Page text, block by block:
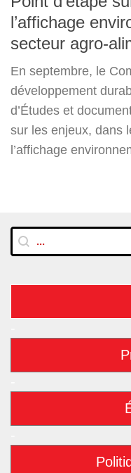
l’affichage
secteur agro-
En septembre, le
développement
d’Études et
sur les enjeux, dans
l’affichage
RechTextuelle-
Rechercher